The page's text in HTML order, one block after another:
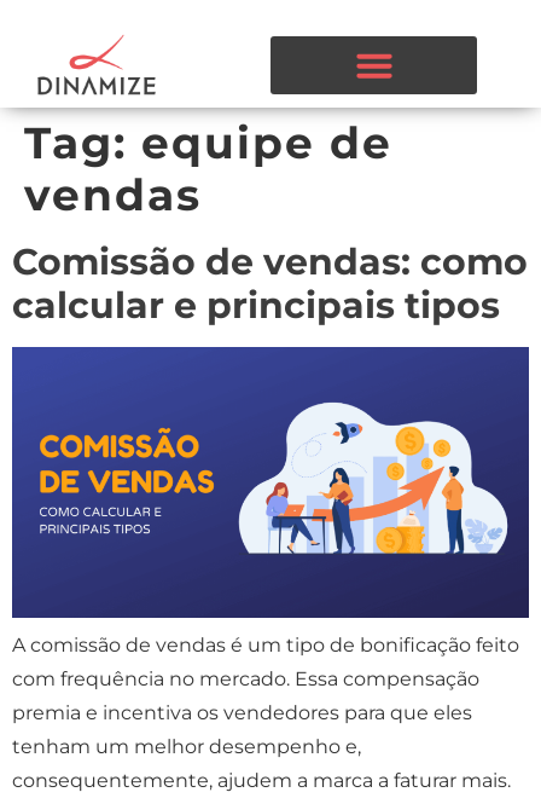
Tag: equipe de
vendas
Comissão de vendas: como
calcular e principais tipos
A comissão de vendas é um tipo de bonificação feito
com frequência no mercado. Essa compensação
premia e incentiva os vendedores para que eles
tenham um melhor desempenho e,
consequentemente, ajudem a marca a faturar mais.